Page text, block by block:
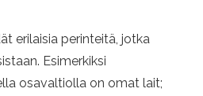
erilaisia ​​perinteitä, jotka
Esimerkiksi
osavaltiolla on omat lait;